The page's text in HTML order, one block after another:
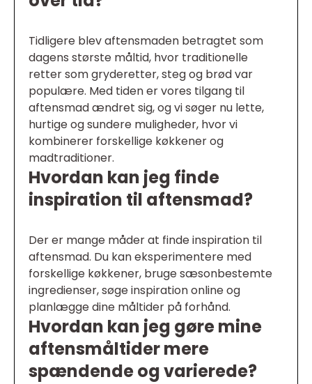
Tidligere blev aftensmaden betragtet som
dagens største måltid, hvor traditionelle
retter som gryderetter, steg og brød var
populære. Med tiden er vores tilgang til
aftensmad ændret sig, og vi søger nu lette,
hurtige og sundere muligheder, hvor vi
kombinerer forskellige køkkener og
madtraditioner.
Hvordan kan jeg finde
inspiration til aftensmad?
Der er mange måder at finde inspiration til
aftensmad. Du kan eksperimentere med
forskellige køkkener, bruge sæsonbestemte
ingredienser, søge inspiration online og
planlægge dine måltider på forhånd.
Hvordan kan jeg gøre mine
aftensmåltider mere
spændende og varierede?